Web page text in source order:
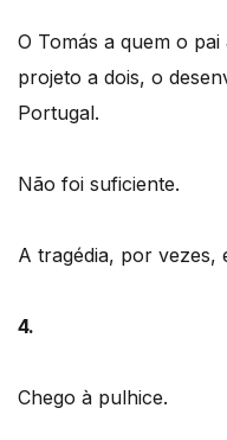
O Tomás a quem o
projeto a dois, o
Portugal.
Não foi suficiente.
A tragédia, por vezes,
4.
Chego à pulhice.